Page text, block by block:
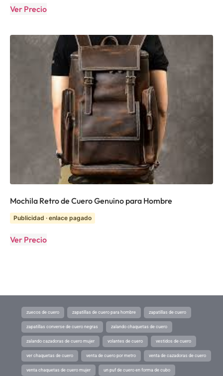
Ver Precio
Mochila Retro de Cuero Genuino para Hombre
Publicidad · enlace pagado
Ver Precio
zuecos de cuero zapatillas de cuero para hombre zapatillas de cuero
zapatillas converse de cuero negras zalando chaquetas de cuero
zalando cazadoras de cuero mujer volantes de cuero vestidos de cuero
ver chaquetas de cuero venta de cuero por metro venta de cazadoras de cuero
venta chaquetas de cuero mujer un puf de cuero en forma de cubo